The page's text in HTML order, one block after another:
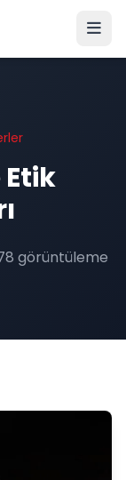
görüntüleme